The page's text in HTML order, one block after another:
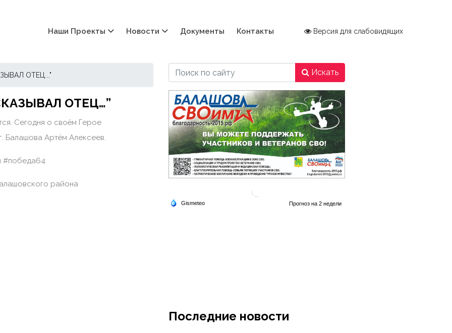
Наши Проекты Новости Документы Контакты Версия для слабовидящих
ОТЕЦ..."
ОТЕЦ…”
Сегодня о своём Герое
Балашова Артём Алексеев.
#победа64
района
Искать
Последние новости